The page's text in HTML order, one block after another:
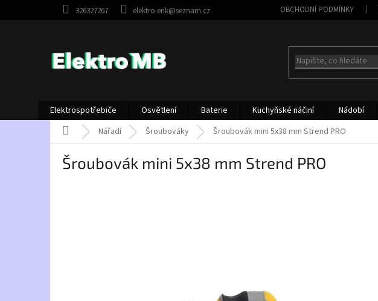
326327267 elektro.erik@seznam.cz OBCHODNÍ PODMÍNKY
Elektrospotřebiče Osvětlení Baterie Kuchyňské náčiní Nádobí
Domů
Nářadí Šroubováky Šroubovák mini 5x38 mm Strend PRO
Šroubovák mini 5x38 mm Strend PRO